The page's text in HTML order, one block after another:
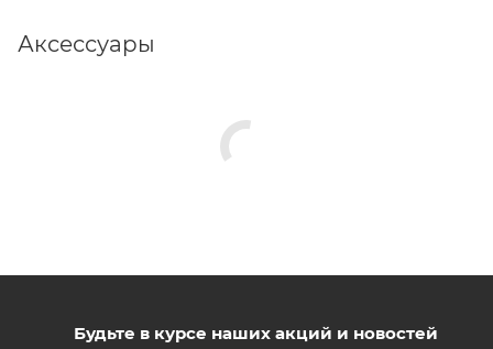
Аксессуары
Будьте в курсе наших акций и новостей